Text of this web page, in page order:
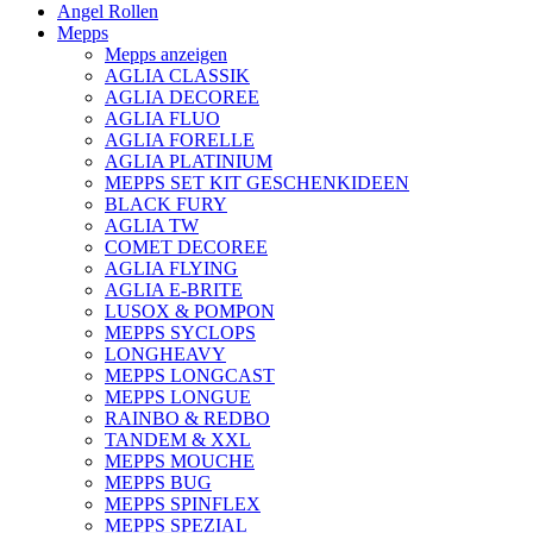
Angel Rollen
Mepps
Mepps anzeigen
AGLIA CLASSIK
AGLIA DECOREE
AGLIA FLUO
AGLIA FORELLE
AGLIA PLATINIUM
MEPPS SET KIT GESCHENKIDEEN
BLACK FURY
AGLIA TW
COMET DECOREE
AGLIA FLYING
AGLIA E-BRITE
LUSOX & POMPON
MEPPS SYCLOPS
LONGHEAVY
MEPPS LONGCAST
MEPPS LONGUE
RAINBO & REDBO
TANDEM & XXL
MEPPS MOUCHE
MEPPS BUG
MEPPS SPINFLEX
MEPPS SPEZIAL